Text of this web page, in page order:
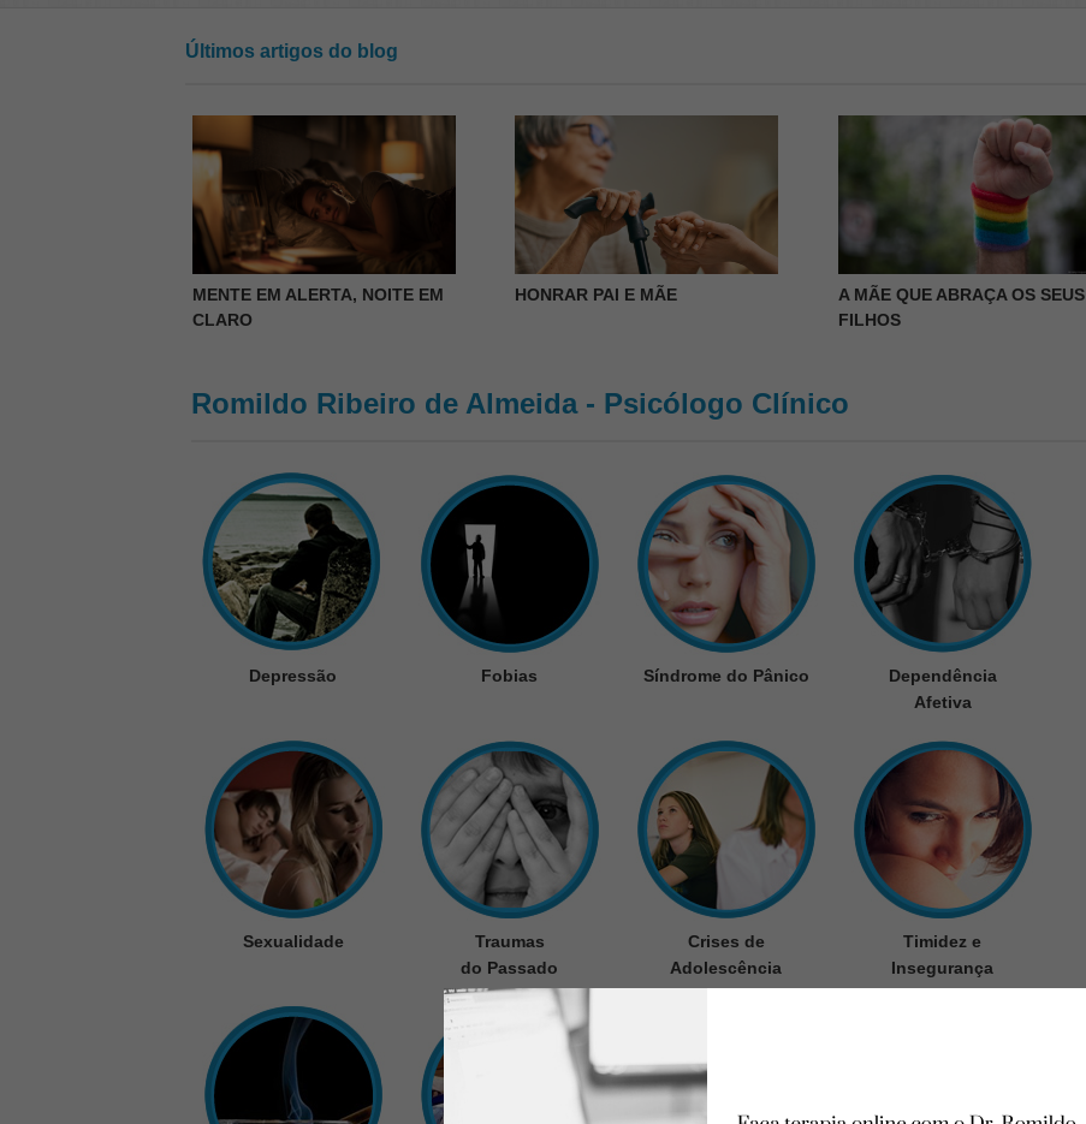
Últimos artigos do blog
MENTE EM ALERTA, NOITE EM
CLARO
HONRAR PAI E MÃE
A MÃE QUE ABRAÇA OS SEUS
FILHOS
Romildo Ribeiro de Almeida - Psicólogo Clínico
Depressão Fobias Síndrome do Pânico
Dependência
Afetiva
Sexualidade
Traumas
do Passado
Crises de
Adolescência
Timidez e
Insegurança